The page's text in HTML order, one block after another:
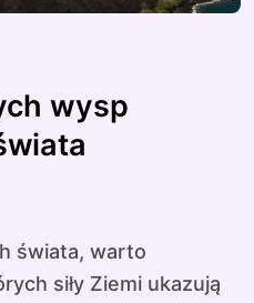
wysp
siły Ziemi ukazują